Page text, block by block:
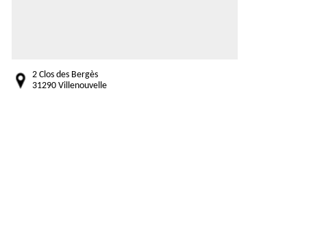
2 Clos des Bergès
31290 Villenouvelle